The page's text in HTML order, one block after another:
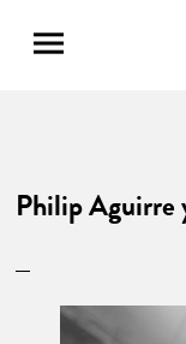
Philip Aguirre